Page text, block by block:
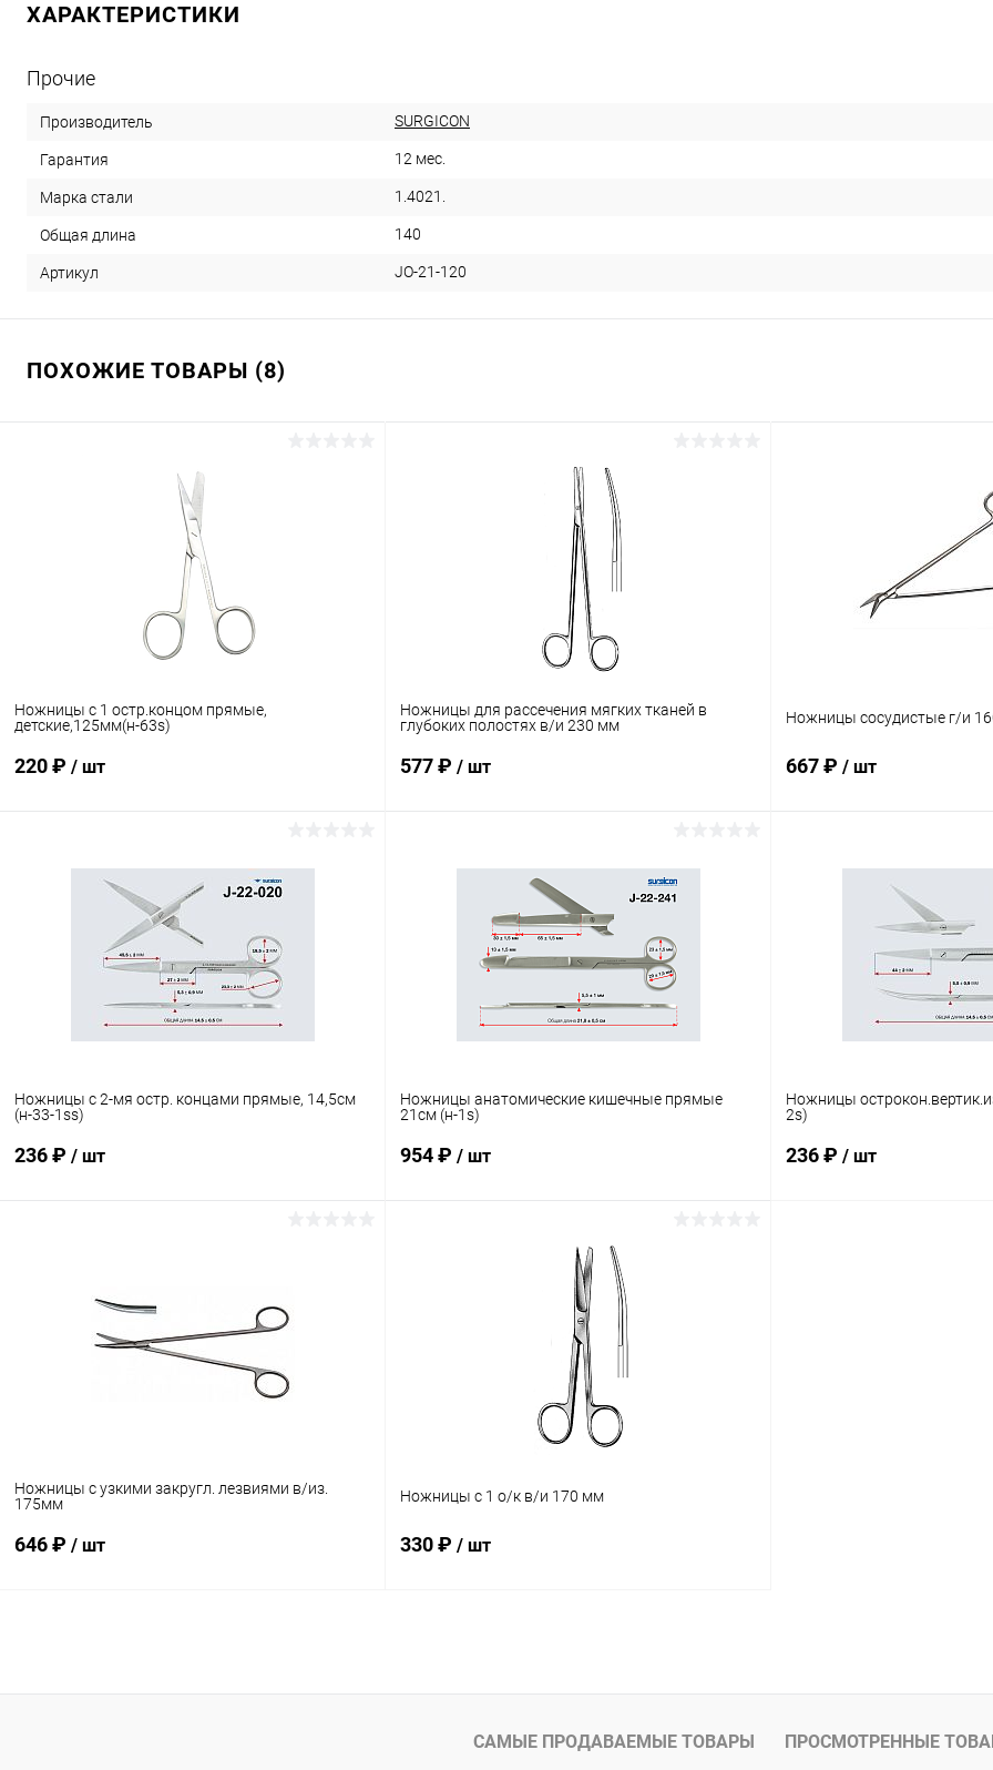
ХАРАКТЕРИСТИКИ
Прочие
Производитель SURGICON
Гарантия 12 мес.
Марка стали 1.4021.
Общая длина 140
Артикул JO-21-120
ПОХОЖИЕ ТОВАРЫ (8)
Ножницы с 1 остр.концом прямые,
детские,125мм(н-63s)
220 ₽ / шт
В избранное В наличии
Ножницы для рассечения мягких тканей в
глубоких полостях в/и 230 мм
577 ₽ / шт
Купить в 1 клик
В избранное В наличии
Ножницы сосудистые г/и
667 ₽ / шт
В избранное
Ножницы с 2-мя остр. концами прямые, 14,5см
(н-33-1ss)
236 ₽ / шт
Купить в 1 клик Сравнение
В избранное
Ножницы анатомические кишечные прямые
21см (н-1s)
954 ₽ / шт
В корзину
Сравнение
В наличии
Ножницы
2s)
236 ₽ / шт
Ножницы с узкими закругл. лезвиями в/из.
175мм
646 ₽ / шт
Купить в 1 клик Сравнение
Ножницы с 1 о/к в/и 170 мм
330 ₽ / шт
Купить в 1 клик Сравнение
В избранное В наличии
САМЫЕ ПРОДАВАЕМЫЕ ТОВАРЫ ПРОСМОТРЕННЫЕ